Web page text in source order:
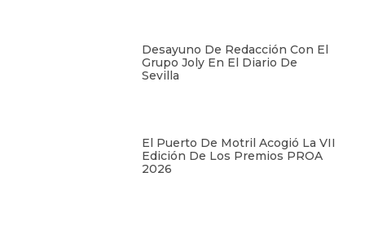
Desayuno De Redacción Con El
Grupo Joly En El Diario De
Sevilla
El Puerto De Motril Acogió La VII
Edición De Los Premios PROA
2026